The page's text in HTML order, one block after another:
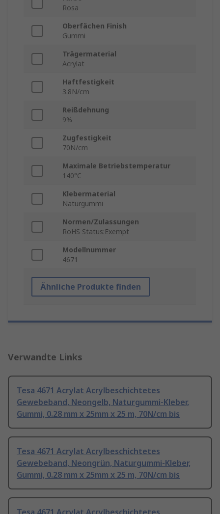
Rosa
Oberfächen Finish
Gummi
Trägermaterial
Acrylat
Haftfestigkeit
3.8N/cm
Reißdehnung
9%
Zugfestigkeit
70N/cm
Maximale Betriebstemperatur
140°C
Klebermaterial
Naturgummi
Normen/Zulassungen
RoHS Status:Exempt
Modellnummer
4671
Ähnliche Produkte finden
Verwandte Links
Tesa 4671 Acrylat Acrylbeschichtetes
Gewebeband, Neongelb, Naturgummi-Kleber,
Gummi, 0.28 mm x 25mm x 25 m, 70N/cm bis
Tesa 4671 Acrylat Acrylbeschichtetes
Gewebeband, Neongrün, Naturgummi-Kleber,
Gummi, 0.28 mm x 25mm x 25 m, 70N/cm bis